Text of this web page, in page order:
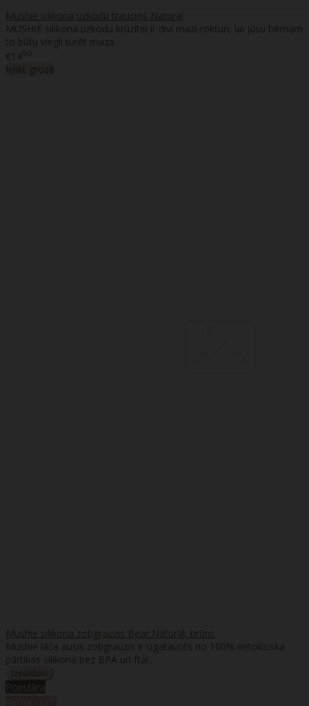
Mushie silikona uzkodu trauciņš Natural
MUSHIE silikona uzkodu krūzītei ir divi mazi rokturi, lai jūsu bērnam
to būtu viegli turēt maza..
€1450
Ielikt grozā
Mushie silikona zobgrauzis Bear Natural, brūns
Mushie lāča ausis zobgrauzis ir izgatavots no 100% netoksiska
pārtikas silikona bez BPA un ftal..
Populāra